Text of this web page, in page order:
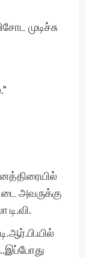
முடிச்சு
அவருக்கு